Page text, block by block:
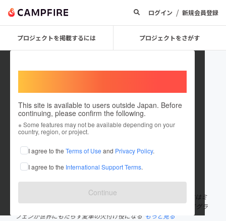
ログイン / 新規会員登録
プロジェクトを掲載するには プロジェクトをさがす
This site is available to users outside Japan. Before
continuing, please confirm the following.
※ Some features may not be available depending on your
country, region, or project.
I agree to the Terms of Use and Privacy Policy.
I agree to the International Support Terms.
Continue
Graphene_X
これまでに6件のプロジェクトを投稿しています
在住国：日本 現在地：未設定
出身国：日本 出身地：未設定
Graphene-Xはただのアパレルブランドではありません。 私たちにはミ
ッションがあります。それは、人々の期待を上回るウェアによってグラ
フェンが世界にもたらす変革の火付け役になる もっと見る